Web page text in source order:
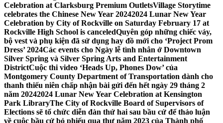
Celebration at Clarksburg Premium OutletsVillage Storytime
celebrates the Chinese New Year 20242024 Lunar New Year
Celebration by City of Rockville on Saturday February 17 at
Rockville High School is canceledQuyên góp những chiếc váy,
bộ vest và phụ kiện đã sử dụng hay đồ mới cho ‘Project Prom
Dress’ 2024Các events cho Ngày lễ tình nhân ở Downtown
Silver Spring và Silver Spring Arts and Entertainment
DistrictCuộc thi video ‘Heads Up, Phones Dow’ của
Montgomery County Department of Transportation dành cho
thanh thiếu niên chấp nhận bài gửi đến hết ngày 29 tháng 2
năm 20242024 Lunar New Year Celebration at Kensington
Park LibraryThe City of Rockville Board of Supervisors of
Elections sẽ tổ chức diễn đàn thứ hai sau bầu cử để thảo luận
về cuộc bầu cử bỏ phiếu qua thư năm 2023 của Thành phố